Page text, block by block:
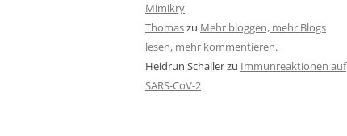
Mimikry
Thomaszu Mehr bloggen, mehr Blogs
lesen, mehr kommentieren.
Heidrun Schallerzu Immunreaktionen auf
SARS-CoV-2